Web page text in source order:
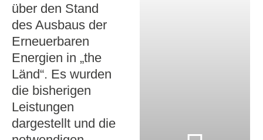
über den Stand
des Ausbaus der
Erneuerbaren
Energien in „the
Länd“. Es wurden
die bisherigen
Leistungen
dargestellt und die